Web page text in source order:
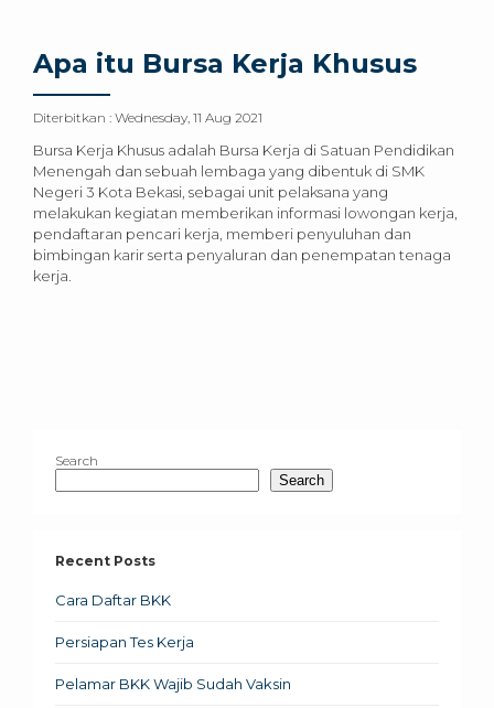
Apa itu Bursa Kerja Khusus
Diterbitkan : Wednesday, 11 Aug 2021
Bursa Kerja Khusus adalah Bursa Kerja di Satuan Pendidikan
Menengah dan sebuah lembaga yang dibentuk di SMK
Negeri 3 Kota Bekasi, sebagai unit pelaksana yang
melakukan kegiatan memberikan informasi lowongan kerja,
pendaftaran pencari kerja, memberi penyuluhan dan
bimbingan karir serta penyaluran dan penempatan tenaga
kerja.
Search
Search
Recent Posts
Cara Daftar BKK
Persiapan Tes Kerja
Pelamar BKK Wajib Sudah Vaksin